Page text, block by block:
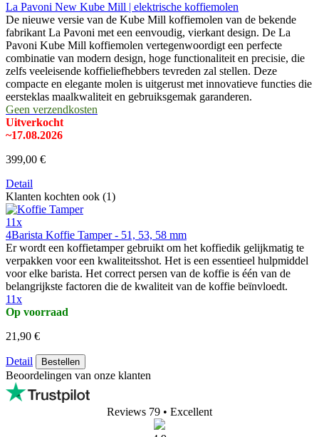
La Pavoni New Kube Mill | elektrische koffiemolen
De nieuwe versie van de Kube Mill koffiemolen van de bekende
fabrikant La Pavoni met een eenvoudig, vierkant design. De La
Pavoni Kube Mill koffiemolen vertegenwoordigt een perfecte
combinatie van modern design, hoge functionaliteit en precisie, die
zelfs veeleisende koffieliefhebbers tevreden zal stellen. Deze
compacte en elegante molen is uitgerust met innovatieve functies die
eersteklas maalkwaliteit en gebruiksgemak garanderen.
Geen verzendkosten
Uitverkocht
~17.08.2026
399,00 €
Detail
Klanten kochten ook (1)
11x
4Barista Koffie Tamper - 51, 53, 58 mm
Er wordt een koffietamper gebruikt om het koffiedik gelijkmatig te
verpakken voor een kwaliteitsshot. Het is een essentieel hulpmiddel
voor elke barista. Het correct persen van de koffie is één van de
belangrijkste factoren die de kwaliteit van de koffie beïnvloedt.
11x
Op voorraad
21,90 €
Detail Bestellen
Beoordelingen van onze klanten
Reviews 79 • Excellent